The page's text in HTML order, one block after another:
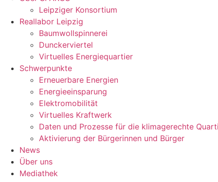
Leipziger Konsortium
Reallabor Leipzig
Baumwollspinnerei
Dunckerviertel
Virtuelles Energiequartier
Schwerpunkte
Erneuerbare Energien
Energieeinsparung
Elektromobilität
Virtuelles Kraftwerk
Daten und Prozesse für die klimagerechte
Aktivierung der Bürgerinnen und Bürger
News
Über uns
Mediathek